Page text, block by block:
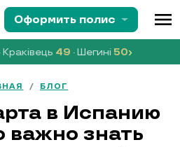
Оформить полис menu
· Краківець 49 · Шегині 50›
/ БЛОГ
в Испанию
важно знать